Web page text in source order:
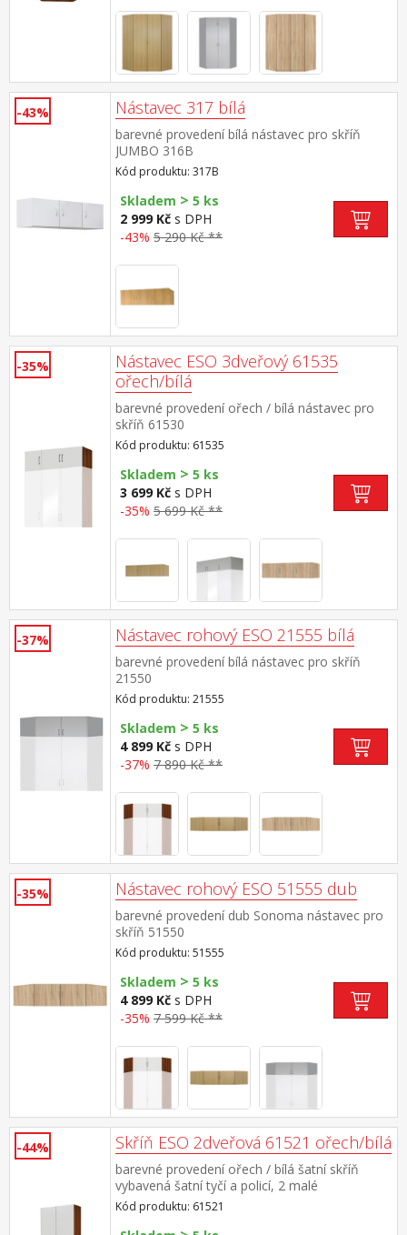
-43% Nástavec 317 bílá
barevné provedení bílá nástavec pro skříň
JUMBO 316B
Kód produktu: 317B
Skladem > 5 ks
2 999 Kč s DPH
-43% 5 290 Kč **
-35%
Nástavec ESO 3dveřový 61535
ořech/bílá
barevné provedení ořech / bílá nástavec pro
skříň 61530
Kód produktu: 61535
Skladem > 5 ks
3 699 Kč s DPH
-35% 5 699 Kč **
-37% Nástavec rohový ESO 21555 bílá
barevné provedení bílá nástavec pro skříň
21550
Kód produktu: 21555
Skladem > 5 ks
4 899 Kč s DPH
-37% 7 890 Kč **
-35% Nástavec rohový ESO 51555 dub
barevné provedení dub Sonoma nástavec pro
skříň 51550
Kód produktu: 51555
Skladem > 5 ks
4 899 Kč s DPH
-35% 7 599 Kč **
-44% Skříň ESO 2dveřová 61521 ořech/bílá
barevné provedení ořech / bílá šatní skříň
vybavená šatní tyčí a policí, 2 malé
zásuvky možno doplnit o nástavec 61525
Kód produktu: 61521